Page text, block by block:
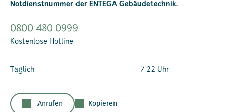
Notdienstnummer der ENTEGA Gebäudetechnik.
0800 480 0999
Kostenlose Hotline
Täglich 7-22 Uhr
Anrufen Kopieren